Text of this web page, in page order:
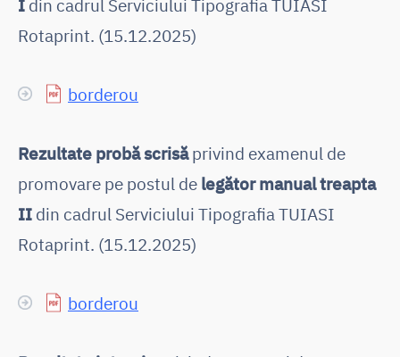
I din cadrul Serviciului Tipografia TUIASI
Rotaprint. (15.12.2025)
borderou
Rezultate probă scrisăprivind examenul de
promovare pe postul de legător manual treapta
II din cadrul Serviciului Tipografia TUIASI
Rotaprint. (15.12.2025)
borderou